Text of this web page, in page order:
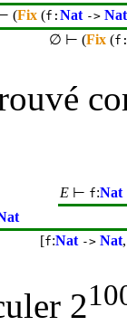
(Fix(f: Nat -> Nat
∅ ⊢ (Fix(
E⊢ f:Nat
[f:Nat -> Nat,
2